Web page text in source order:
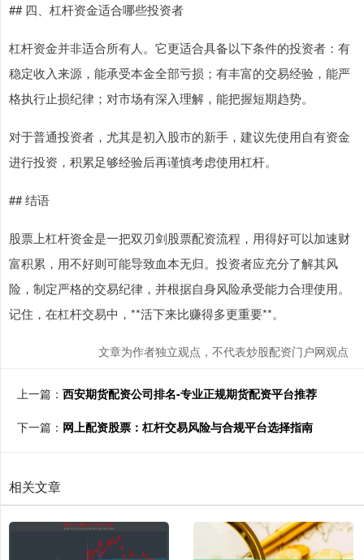
## 四、杠杆资金适合哪些投资者
杠杆资金并非适合所有人。它更适合具备以下条件的投资者：有
稳定收入来源，能承受本金全部亏损；有丰富的交易经验，能严
格执行止损纪律；对市场有深入理解，能把握短期趋势。
对于普通投资者，尤其是初入股市的新手，建议先使用自有资金
进行投资，积累足够经验后再谨慎考虑使用杠杆。
## 结语
股票上杠杆资金是一把双刃剑股票配资流程，用得好可以加速财
富积累，用不好则可能导致血本无归。投资者应充分了解其风
险，制定严格的交易纪律，并根据自身风险承受能力合理使用。
记住，在杠杆交易中，**活下来比赚得多更重要**。
文章为作者独立观点，不代表炒股配资门户网观点
上一篇： 西安期货配资公司排名-专业正规期货配资平台推荐
下一篇： 网上配资股票：杠杆交易风险与合规平台选择指南
相关文章